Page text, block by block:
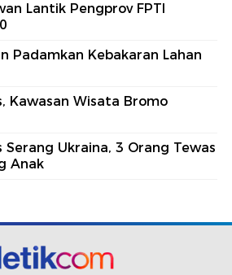
Lantik Pengprov FPTI
Padamkan Kebakaran Lahan
Kawasan Wisata Bromo
Serang Ukraina, 3 Orang Tewas
Anak